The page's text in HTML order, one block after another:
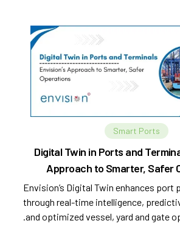
Smart Ports
Digital Twin in Ports and
Approach to Smarter, Safer
Envision’s Digital Twin enhances port
through real-time intelligence,
and optimized vessel, yard and gate